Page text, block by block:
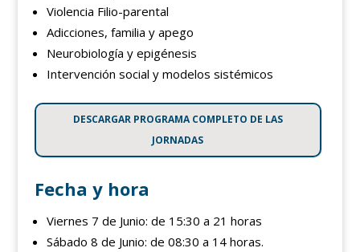
Violencia Filio-parental
Adicciones, familia y apego
Neurobiología y epigénesis
Intervención social y modelos sistémicos
DESCARGAR PROGRAMA COMPLETO DE LAS
JORNADAS
Fecha y hora
Viernes 7 de Junio: de 15:30 a 21 horas
Sábado 8 de Junio: de 08:30 a 14 horas.